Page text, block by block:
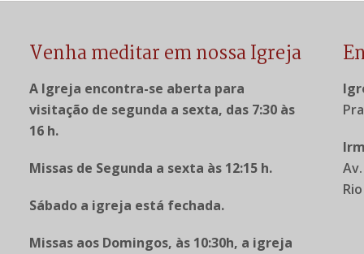
Venha meditar em nossa Igreja
A Igreja encontra-se aberta para
visitação de segunda a sexta, das 7:30 às
16 h.
Missas de Segunda a sexta às 12:15 h.
Sábado a igreja está fechada.
Missas aos Domingos, às 10:30h, a igreja